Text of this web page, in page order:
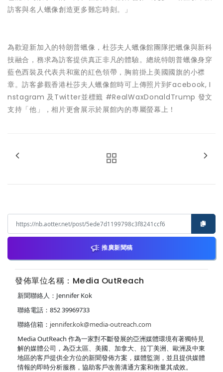
訪客與名人蠟像創造更多難忘時刻。」
為歡迎新加入的特朗普蠟像，杜莎夫人蠟像館團隊把蠟像與新科
技融合，務求為訪客提供真正非凡的體驗。總統特朗普蠟像身穿
藍色西裝及代表共和黨的紅色領帶，胸前掛上美國國旗的小襟
章。訪客參觀香港杜莎夫人蠟像館時可上傳照片到Facebook, I
nstagram 及Twitter並標籤 #RealWaxDonaldTrump 發文
支持「他」，相片更會展示於展館內的專屬螢幕上！
推廣新聞稿
發佈單位名稱：Media OutReach
新聞聯絡人：Jennifer Kok
聯絡電話：852 39969733
聯絡信箱： jennifer.kok@media-outreach.com
Media OutReach 作為一家對不斷發展的亞洲媒體環境有著獨特見
解的媒體公司，為亞太區、美國、加拿大、拉丁美洲、歐洲及中東
地區的客戶提供全方位的新聞發佈方案，媒體監測，並且提供媒體
情報的即時分析服務，協助客戶改善溝通方案和衡量其成效。